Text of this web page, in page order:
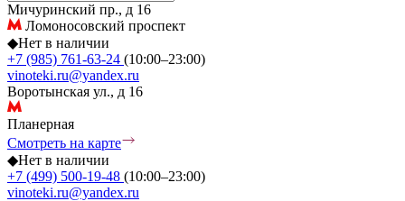
Мичуринский пр., д 16
Ломоносовский проспект
◆Нет в наличии
+7 (985) 761-63-24 (10:00–23:00)
vinoteki.ru@yandex.ru
Воротынская ул., д 16
Планерная
Смотреть на карте
◆Нет в наличии
+7 (499) 500-19-48 (10:00–23:00)
vinoteki.ru@yandex.ru